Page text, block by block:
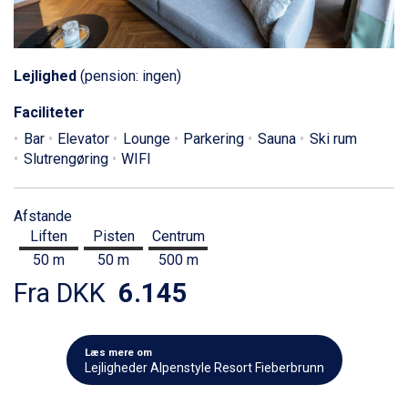
Lejlighed (pension: ingen)
Faciliteter
Bar
Elevator Lounge Parkering Sauna
Ski rum
Slutrengøring
WIFI
Afstande
Liften
50 m
Pisten
50 m
Centrum
500 m
Fra DKK 6.145
Læs mere om
Lejligheder Alpenstyle Resort Fieberbrunn